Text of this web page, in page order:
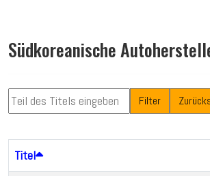
Südkoreanische
Teil des Titels eingeben Filter
Titel